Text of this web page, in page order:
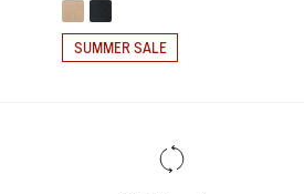
SUMMER SALE